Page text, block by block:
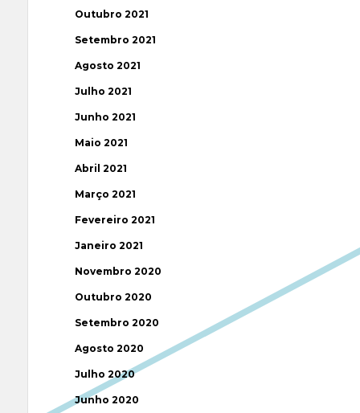
Outubro 2021
Setembro 2021
Agosto 2021
Julho 2021
Junho 2021
Maio 2021
Abril 2021
Março 2021
Fevereiro 2021
Janeiro 2021
Novembro 2020
Outubro 2020
Setembro 2020
Agosto 2020
Julho 2020
Junho 2020